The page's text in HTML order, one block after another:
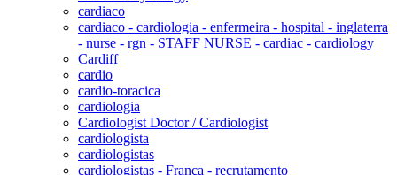
cardiaco
cardiaco - cardiologia - enfermeira - hospital - inglaterra
- nurse - rgn - STAFF NURSE - cardiac - cardiology
Cardiff
cardio
cardio-toracica
cardiologia
Cardiologist Doctor / Cardiologist
cardiologista
cardiologistas
cardiologistas - França - recrutamento